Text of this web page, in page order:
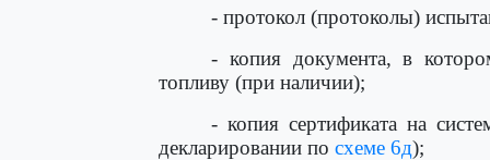
- протокол (протоколы)
- копия документа, в
топливу (при наличии);
- копия сертификата на
декларировании по схеме 6д);